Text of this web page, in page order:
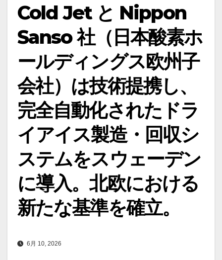
Cold Jet と Nippon
Sanso 社（日本酸素ホ
ールディングス欧州子
会社）は技術提携し、
完全自動化されたドラ
イアイス製造・回収シ
ステムをスウェーデン
に導入。北欧における
新たな基準を確立。
6月 10, 2026